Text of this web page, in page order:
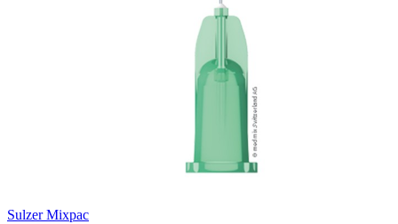
Sulzer Mixpac